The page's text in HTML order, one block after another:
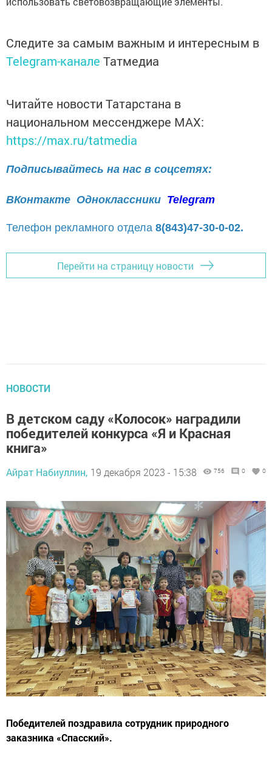
Следите за самым важным и интересным в
Telegram-канале Татмедиа
Читайте новости Татарстана в
национальном мессенджере MАХ:
https://max.ru/tatmedia
Подписывайтесь на нас в соцсетях:
ВКонтакте Одноклассники Telegram
Телефон рекламного отдела 8(843)47-30-0-02.
Перейти на страницу новости
НОВОСТИ
В детском саду «Колосок» наградили
победителей конкурса «Я и Красная
книга»
Айрат Набиуллин, 19 декабря 2023 - 15:38 756 0 0
Победителей поздравила сотрудник природного
заказника «Спасский».